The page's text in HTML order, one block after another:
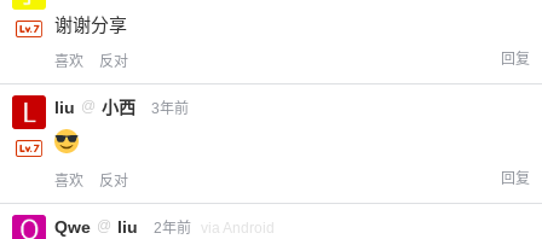
谢谢分享
喜欢 反对 回复
liu @ 小西 3年前
喜欢 反对 回复
Qwe @ liu 2年前 via Android